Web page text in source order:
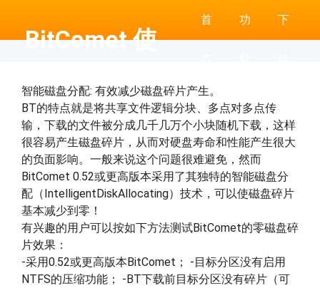
BitComet 使
用帮助
首 功 下
智能磁盘分配: 有效减少磁盘碎片产生。
BT的特点就是将共享文件逻辑分块、多点对多点传
输，下载的文件被分成几千几万个小块随机下载，这样
很容易产生磁盘碎片，从而对硬盘寿命和性能产生很大
的负面影响。一般来说这个问题很难避免，然而
BitComet 0.52或更高版本采用了其独特的智能磁盘分
配（IntelligentDiskAllocating）技术，可以使磁盘碎片
基本减少到零！
有兴趣的用户可以按如下方法测试BitComet的零磁盘碎
片效果：
-采用0.52或更高版本BitComet； -目标分区没有启用
NTFS的压缩功能； -BT下载前目标分区没有碎片（可